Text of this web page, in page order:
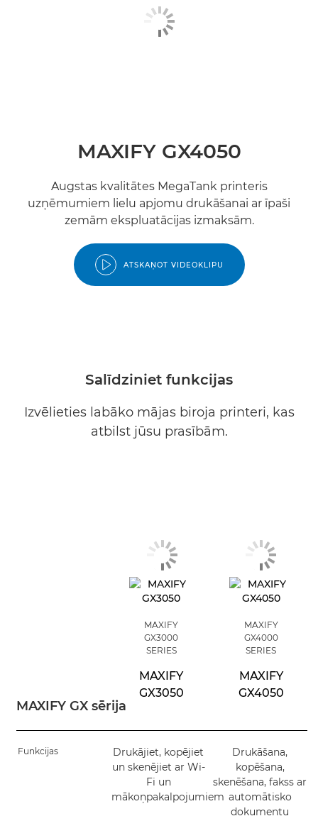
MAXIFY GX4050
Augstas kvalitātes MegaTank printeris
uzņēmumiem lielu apjomu drukāšanai ar īpaši
zemām ekspluatācijas izmaksām.
ATSKAŅOT VIDEOKLIPU
Salīdziniet funkcijas
Izvēlieties labāko mājas biroja printeri, kas
atbilst jūsu prasībām.
MAXIFY GX sērija
MAXIFY
GX3000
SERIES
MAXIFY
GX3050
MAXIFY
GX4000
SERIES
MAXIFY
GX4050
Funkcijas
Drukājiet, kopējiet
un skenējiet ar Wi-
Fi un
mākoņpakalpojumiem
Drukāšana,
kopēšana,
skenēšana, fakss ar
automātisko
dokumentu